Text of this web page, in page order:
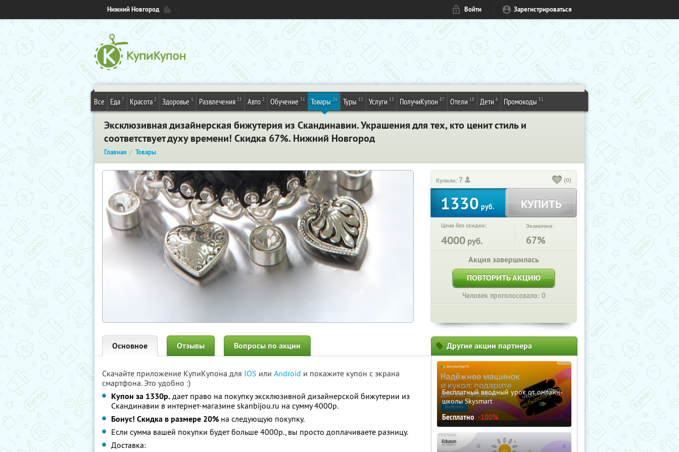
Нижний Новгород Войти Зарегистрироваться
Все Еда 7 Красота 2 Здоровье 1 Развлечения 25 Авто 2 Обучение 31 Товары 26 Туры 13 Услуги 13 ПолучиКупон 87 Отели 18 Дети 6 Промокоды 51
Эксклюзивная дизайнерская бижутерия из Скандинавии. Украшения для тех, кто ценит стиль и
соответствует духу времени! Скидка 67%. Нижний Новгород
Главная Товары
Купили: 7 (0)
1330руб. КУПИТЬ
Цена без скидки:
4000 руб.
Экономия:
67%
Акция завершилась
ПОВТОРИТЬ АКЦИЮ
Человек проголосовало: 0
Основное Отзывы Вопросы по акции
Скачайте приложение КупиКупона для IOS или Android и покажите купон с экрана
смартфона. Это удобно :)
Купон за 1330р. дает право на покупку эксклюзивной дизайнерской бижутерии из
Скандинавии в интернет-магазине skanbijou.ru на сумму 4000р.
Бонус! Скидка в размере 20% на следующую покупку.
Если сумма вашей покупки будет больше 4000р., вы просто доплачиваете разницу.
Доставка:
Другие акции партнера
Бесплатный вводный урок от онлайн-
школы Skysmart
Бесплатно -100%